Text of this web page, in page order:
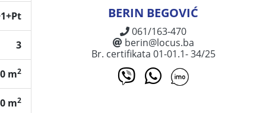
3
m2
m2
BERIN BEGOVIĆ
061/163-470
berin@locus.ba
Br. certifikata 01-01.1- 34/25